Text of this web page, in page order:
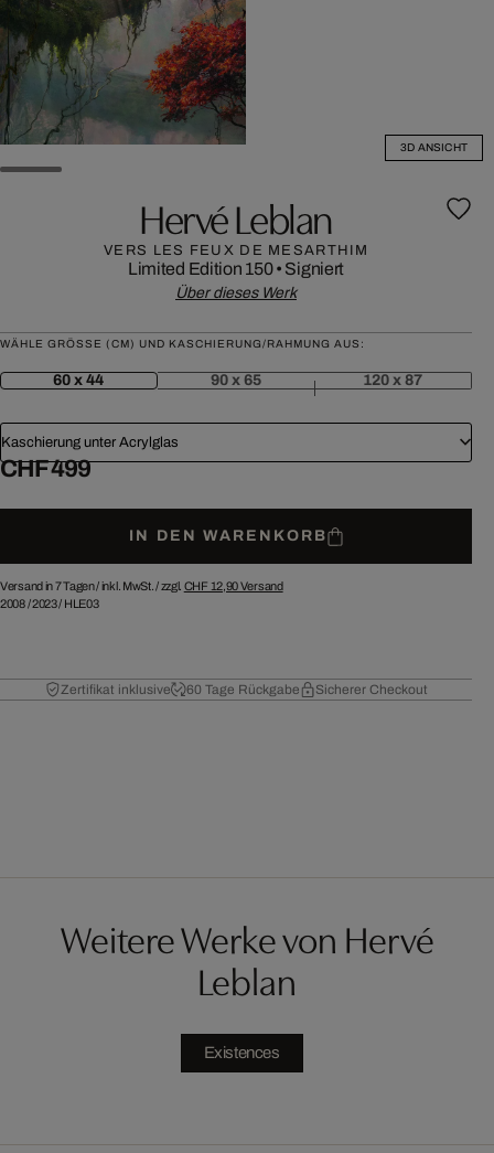
3D ANSICHT
Hervé Leblan
VERS LES FEUX DE MESARTHIM
Limited Edition 150• Signiert
Über dieses Werk
WÄHLE GRÖSSE (CM) UND KASCHIERUNG/RAHMUNG AUS:
60 x 44 90 x 65 120 x 87
Kaschierung unter Acrylglas
CHF 499
IN DEN WARENKORB
Versand in 7 Tagen /inkl. MwSt. / zzgl. CHF 12,90Versand
2008/2023/ HLE03
Zertifikat inklusive 60 Tage Rückgabe Sicherer Checkout
Weitere Werke von Hervé
Leblan
Existences